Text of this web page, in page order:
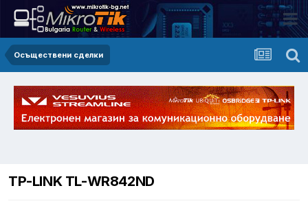
Осъществени сделки
TP-LINK TL-WR842ND